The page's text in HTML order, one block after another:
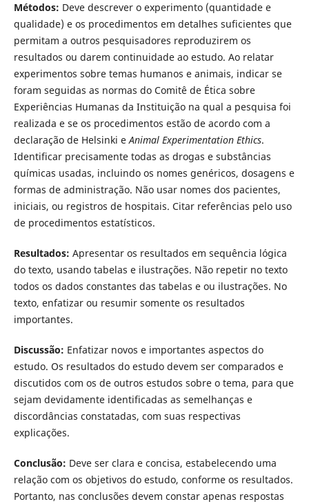
Métodos: Deve descrever o experimento (quantidade e
qualidade) e os procedimentos em detalhes suficientes que
permitam a outros pesquisadores reproduzirem os
resultados ou darem continuidade ao estudo. Ao relatar
experimentos sobre temas humanos e animais, indicar se
foram seguidas as normas do Comitê de Ética sobre
Experiências Humanas da Instituição na qual a pesquisa foi
realizada e se os procedimentos estão de acordo com a
declaração de Helsinki eAnimal Experimentation Ethics.
Identificar precisamente todas as drogas e substâncias
químicas usadas, incluindo os nomes genéricos, dosagens e
formas de administração. Não usar nomes dos pacientes,
iniciais, ou registros de hospitais. Citar referências pelo uso
de procedimentos estatí­sticos.
Resultados: Apresentar os resultados em sequência lógica
do texto, usando tabelas e ilustrações. Não repetir no texto
todos os dados constantes das tabelas e ou ilustrações. No
texto, enfatizar ou resumir somente os resultados
importantes.
Discussão: Enfatizar novos e importantes aspectos do
estudo. Os resultados do estudo devem ser comparados e
discutidos com os de outros estudos sobre o tema, para que
sejam devidamente identificadas as semelhanças e
discordâncias constatadas, com suas respectivas
explicações.
Conclusão: Deve ser clara e concisa, estabelecendo uma
relação com os objetivos do estudo, conforme os resultados.
Portanto, nas conclusões devem constar apenas respostas